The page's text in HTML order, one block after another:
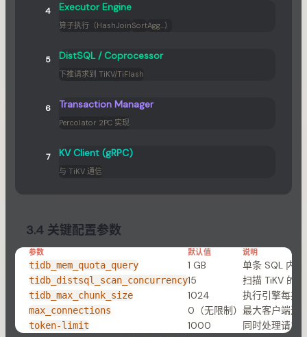
4 Executor Engine
算子执行（HashJoinSortAgg...）
5 DistSQL / Coprocessor
下推请求到 TiKV/TiFlash
6 Transaction Manager
Percolator 2PC 实现
7 KV Client (gRPC)
与 TiKV 通信
3.4 关键配置参数
参数 默认值 说明
tidb_mem_quota_query 1 GB 单条 SQL 内
tidb_distsql_scan_concurrency15 扫描 TiKV 的
tidb_max_chunk_size 1024 执行引擎每批
max_connections 0（无限制） 最大客户端连
token-limit 1000 同时处理请求